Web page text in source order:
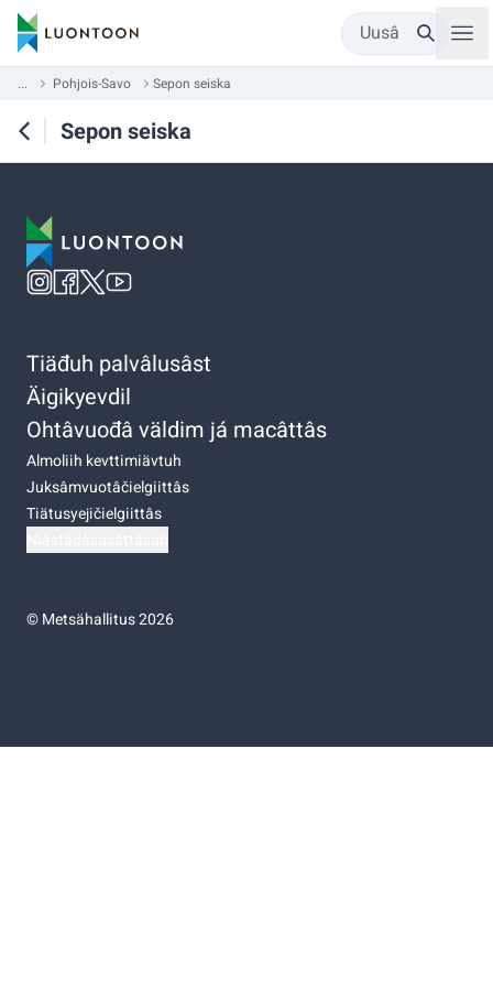
Uusâ
... Pohjois-Savo Sepon seiska
Sepon seiska
Tiäđuh palvâlusâst
Äigikyevdil
Ohtâvuođâ väldim já macâttâs
Almoliih kevttimiävtuh
Juksâmvuotâčielgiittâs
Tiätusyejičielgiittâs
©Metsähallitus 2026